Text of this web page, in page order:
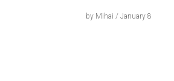
by Mihai / January 8